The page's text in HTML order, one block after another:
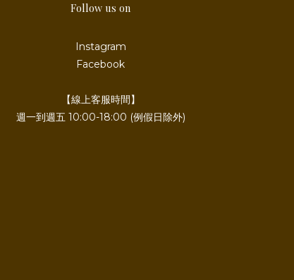
Follow us on
Instagram
Facebook
【線上客服時間】
週一到週五 10:00-18:00 (例假日除外)